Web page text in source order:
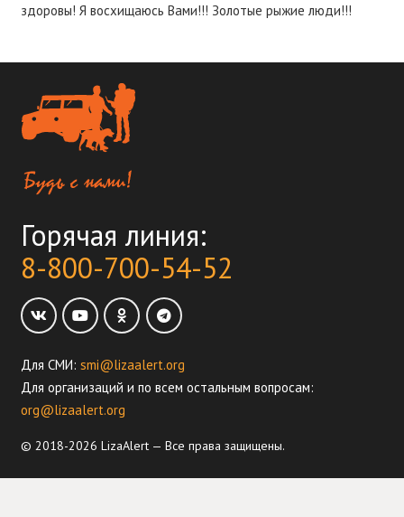
здоровы! Я восхищаюсь Вами!!! Золотые рыжие люди!!!
Горячая линия:
8-800-700-54-52
Для СМИ: smi@lizaalert.org
Для организаций и по всем остальным вопросам:
org@lizaalert.org
© 2018-2026 LizaAlert — Все права защищены.